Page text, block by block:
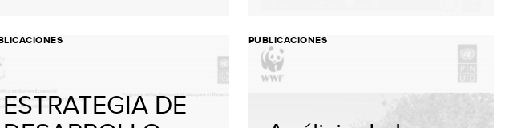
ESTRATEGIA DE
PUBLICACIONES